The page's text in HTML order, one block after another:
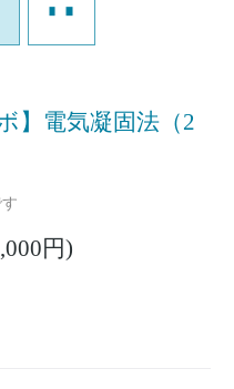
】電気凝固法（2
円)